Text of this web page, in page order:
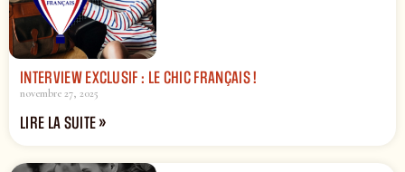
INTERVIEW EXCLUSIF : LE CHIC FRANÇAIS !
novembre 27, 2025
LIRE LA SUITE »